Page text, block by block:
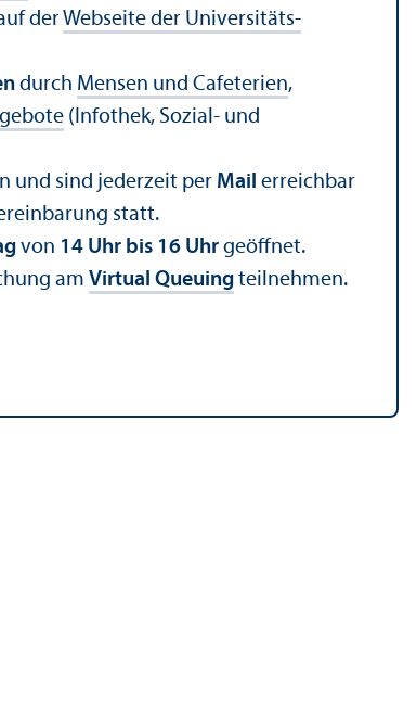
derWebseite der Universitäts­
durch Mensen und Cafeterien,
(Infothek, Sozial- und
und sind jederzeit per Mail erreichbar
statt.
von 14 Uhr bis 16 Uhr geöffnet.
am Virtual Queuing teilnehmen.